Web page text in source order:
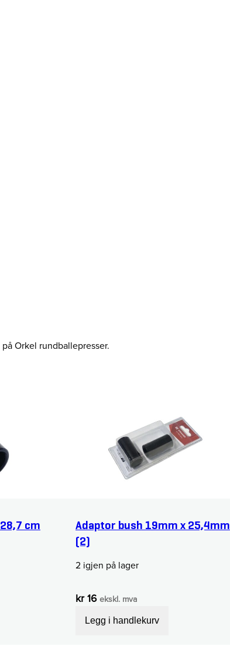
Orkel rundballepresser.
cm
Adaptor bush 19mm x 25,4mm
(2)
2 igjen på lager
kr16 ekskl. mva
Legg i handlekurv